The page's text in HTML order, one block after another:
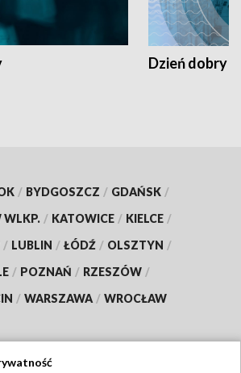
Dzień dobry
/ BYDGOSZCZ / GDAŃSK /
WLKP. / KATOWICE / KIELCE /
/ LUBLIN / ŁÓDŹ / OLSZTYN /
/ POZNAŃ / RZESZÓW /
/ WARSZAWA / WROCŁAW